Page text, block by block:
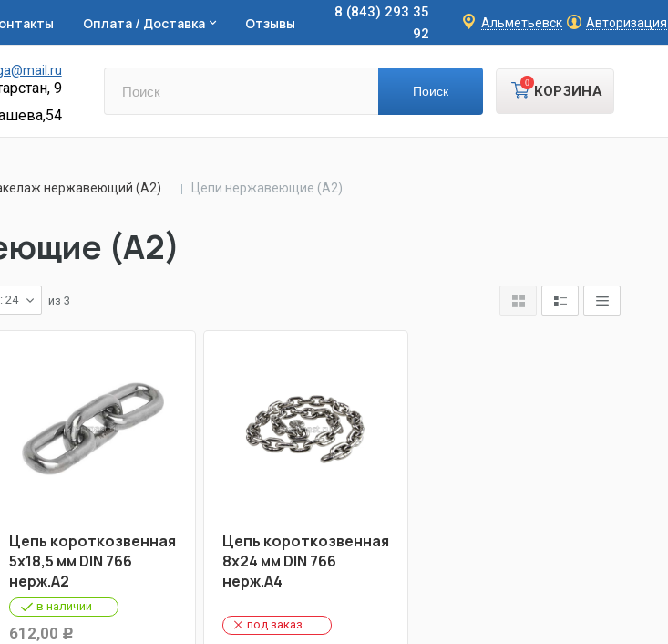
Оплата / Доставка Отзывы
8 (843) 293 35
92
Альметьевск Авторизация
9
КОРЗИНА
0
нержавеющий (А2) Цепи нержавеющие (А2)
(А2)
24 из 3
Цепь короткозвенная
5х18,5 мм DIN 766
нерж.А2
в наличии
612,00 Р
Цепь короткозвенная
8х24 мм DIN 766
нерж.А4
под заказ